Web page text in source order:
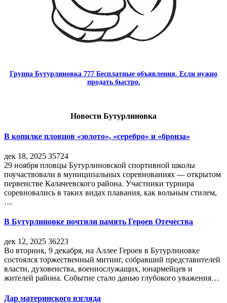
Группа Бутурлиновка 777 Бесплатные объявления. Если нужно
продать быстро.
Новости Бутурлиновка
В копилке пловцов «золото», «серебро» и «бронза»
дек 18, 2025 35724
29 ноября пловцы Бутурлиновской спортивной школы
поучаствовали в муниципальных соревнованиях — открытом
первенстве Калачеевского района. Участники турнира
соревновались в таких видах плавания, как вольным стилем,
…
В Бутурлиновке почтили память Героев Отечества
дек 12, 2025 36223
Во вторник, 9 декабря, на Аллее Героев в Бутурлиновке
состоялся торжественный митинг, собравший представителей
власти, духовенства, военнослужащих, юнармейцев и
жителей района. Событие стало данью глубокого уважения…
Дар материнского взгляда